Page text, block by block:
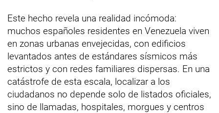
Este hecho revela una realidad incómoda:
muchos españoles residentes en Venezuela viven
en zonas urbanas envejecidas, con edificios
levantados antes de estándares sísmicos más
estrictos y con redes familiares dispersas. En una
catástrofe de esta escala, localizar a los
ciudadanos no depende solo de listados oficiales,
sino de llamadas, hospitales, morgues y centros